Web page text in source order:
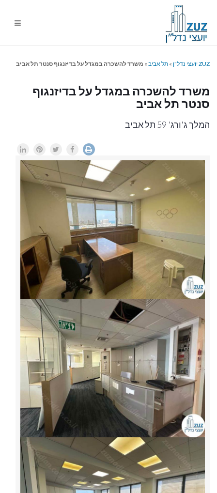
ZUZ יועצי נדל"ן » תל אביב » משרד להשכרה במגדל על בדיזנגוף סנטר תל אביב
משרד להשכרה במגדל על בדיזנגוף
סנטר תל אביב
המלך ג'ורג' 59 תל אביב